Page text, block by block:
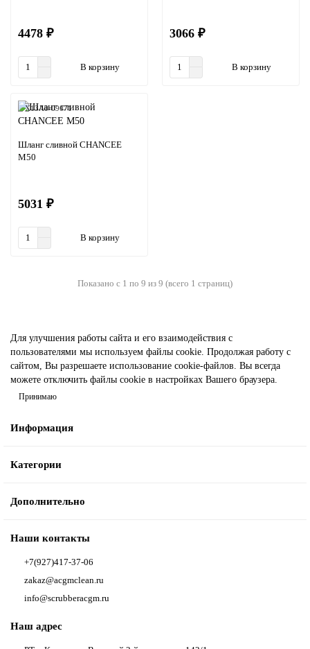
4478 ₽
В корзину
3066 ₽
В корзину
X13A0-09071
Шланг сливной CHANCEE
M50
5031 ₽
В корзину
Показано с 1 по 9 из 9 (всего 1 страниц)
Для улучшения работы сайта и его взаимодействия с
пользователями мы используем файлы cookie. Продолжая работу с
сайтом, Вы разрешаете использование cookie-файлов. Вы всегда
можете отключить файлы cookie в настройках Вашего браузера.
Принимаю
Информация
Категории
Дополнительно
Наши контакты
+7(927)417-37-06
zakaz@acgmclean.ru
info@scrubberacgm.ru
Наш адрес